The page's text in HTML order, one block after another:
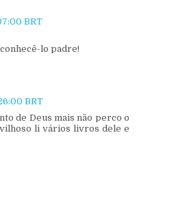
BRT
lo padre!
BRT
de Deus mais não perco o
li vários livros dele e